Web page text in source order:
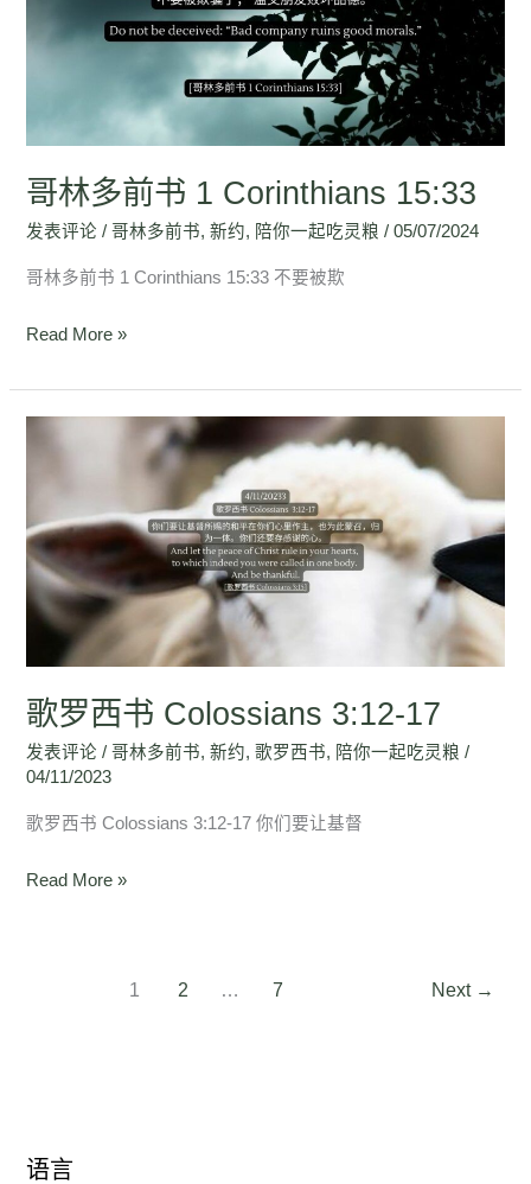
哥林多前书 1 Corinthians 15:33
发表评论 /哥林多前书,新约, 陪你一起吃灵粮 /05/07/2024
哥林多前书 1 Corinthians 15:33 不要被欺
Read More »
歌罗西书 Colossians 3:12-17
发表评论 /哥林多前书,新约,歌罗西书, 陪你一起吃灵粮 /
04/11/2023
歌罗西书 Colossians 3:12-17 你们要让基督
书
Colossians
3:12-
17
Read More »
1 2 … 7 Next →
语言
语
语